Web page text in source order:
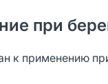
при
к применению